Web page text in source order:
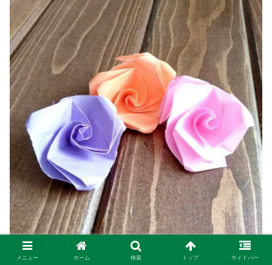
メニュー ホーム 検索 トップ サイドバー